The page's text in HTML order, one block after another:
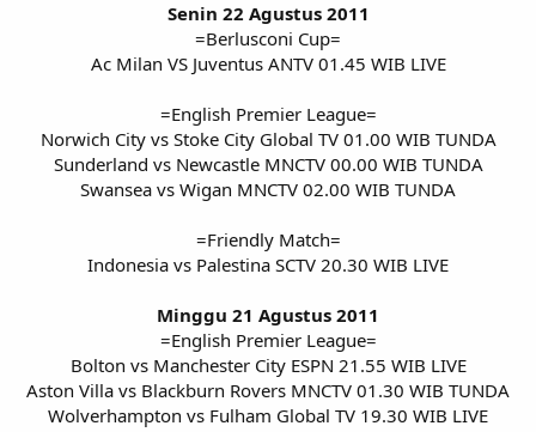
Senin 22 Agustus 2011
=Berlusconi Cup=
Ac Milan VS Juventus ANTV 01.45 WIB LIVE
=English Premier League=
Norwich City vs Stoke City Global TV 01.00 WIB TUNDA
Sunderland vs Newcastle MNCTV 00.00 WIB TUNDA
Swansea vs Wigan MNCTV 02.00 WIB TUNDA
=Friendly Match=
Indonesia vs Palestina SCTV 20.30 WIB LIVE
Minggu 21 Agustus 2011
=English Premier League=
Bolton vs Manchester City ESPN 21.55 WIB LIVE
Aston Villa vs Blackburn Rovers MNCTV 01.30 WIB TUNDA
Wolverhampton vs Fulham Global TV 19.30 WIB LIVE